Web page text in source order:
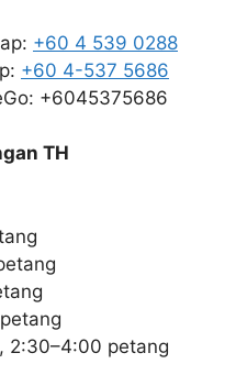
+60 4 539 0288
+60 4-537 5686
+6045375686
TH
2:30–4:00 petang